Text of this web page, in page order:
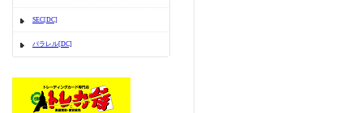
SEC[DC]
パラレル[DC]